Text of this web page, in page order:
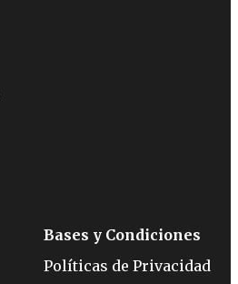
Bases y Condiciones
Políticas de Privacidad